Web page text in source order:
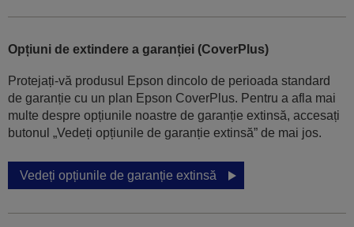
Opțiuni de extindere a garanției (CoverPlus)
Protejați-vă produsul Epson dincolo de perioada standard
de garanție cu un plan Epson CoverPlus. Pentru a afla mai
multe despre opțiunile noastre de garanție extinsă, accesați
butonul „Vedeți opțiunile de garanție extinsă” de mai jos.
Vedeți opțiunile de garanție extinsă